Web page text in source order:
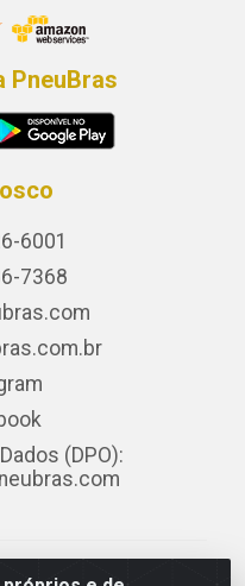
PneuBras
6001
7368
(DPO):
KM 82 - Prazeres,